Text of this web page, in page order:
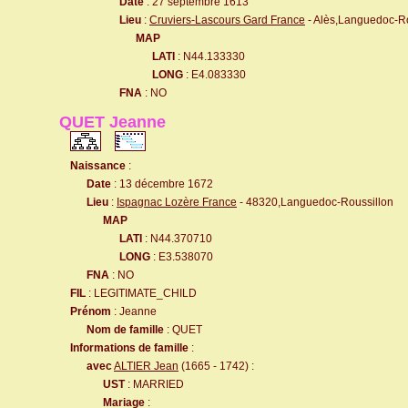
Lieu : Cruviers-Lascours Gard France - Alès,Languedoc-
MAP
LATI : N44.133330
LONG : E4.083330
FNA : NO
QUET Jeanne
Naissance :
Date : 13 décembre 1672
Lieu : Ispagnac Lozère France - 48320,Languedoc-Roussillon
MAP
LATI : N44.370710
LONG : E3.538070
FNA : NO
FIL : LEGITIMATE_CHILD
Prénom : Jeanne
Nom de famille : QUET
Informations de famille :
avecALTIER Jean (1665 - 1742) :
UST: MARRIED
Mariage :